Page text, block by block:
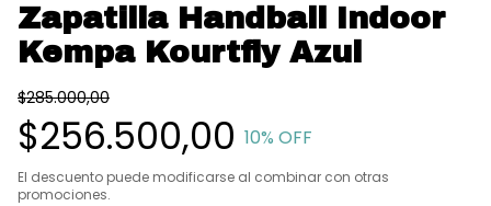
Zapatilla Handball Indoor
Kempa Kourtfly Azul
$285.000,00
$256.500,00 10% OFF
El descuento puede modificarse al combinar con otras
promociones.